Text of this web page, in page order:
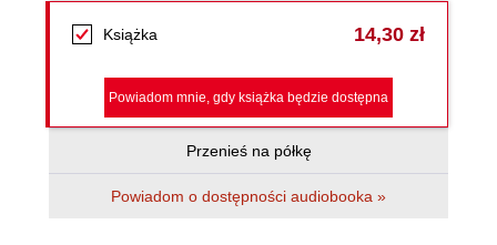
Książka 14,30 zł
Powiadom mnie, gdy książka będzie dostępna
Przenieś na półkę
Powiadom o dostępności audiobooka »